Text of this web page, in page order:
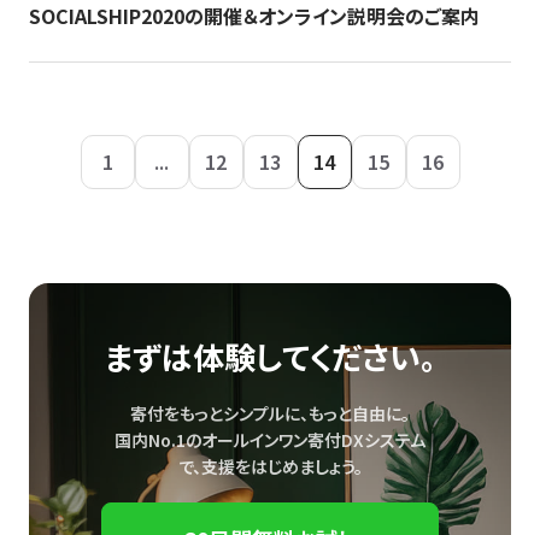
SOCIALSHIP2020の開催＆オンライン説明会のご案内
1 ... 12 13 14 15 16
まずは体験してください。
寄付をもっとシンプルに、もっと自由に。
国内No.1のオールインワン寄付DXシステム
で、支援をはじめましょう。